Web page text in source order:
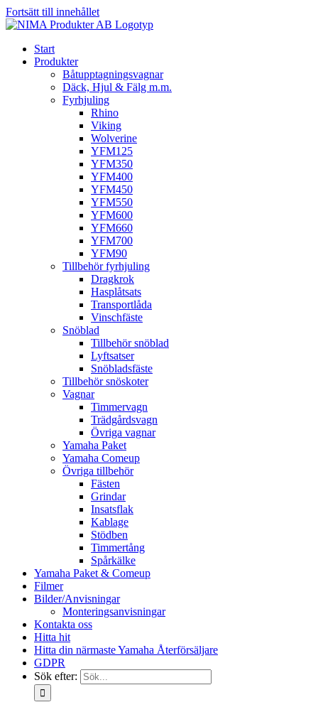
Fortsätt till innehållet
Start
Produkter
Båtupptagningsvagnar
Däck, Hjul & Fälg m.m.
Fyrhjuling
Rhino
Viking
Wolverine
YFM125
YFM350
YFM400
YFM450
YFM550
YFM600
YFM660
YFM700
YFM90
Tillbehör fyrhjuling
Dragkrok
Hasplåtsats
Transportlåda
Vinschfäste
Snöblad
Tillbehör snöblad
Lyftsatser
Snöbladsfäste
Tillbehör snöskoter
Vagnar
Timmervagn
Trädgårdsvagn
Övriga vagnar
Yamaha Paket
Yamaha Comeup
Övriga tillbehör
Fästen
Grindar
Insatsflak
Kablage
Stödben
Timmertång
Spårkälke
Yamaha Paket & Comeup
Filmer
Bilder/Anvisningar
Monteringsanvisningar
Kontakta oss
Hitta hit
Hitta din närmaste Yamaha Återförsäljare
GDPR
Sök efter: